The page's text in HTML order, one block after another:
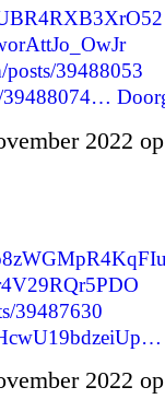
39488053
39488074…
2022
39487630
2022